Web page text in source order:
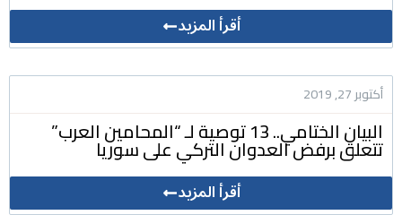
أقرأ المزيد
أكتوبر 27, 2019
البيان الختامي.. 13 توصية لـ “المحامين العرب”
تتعلق برفض العدوان التركي على سوريا
أقرأ المزيد